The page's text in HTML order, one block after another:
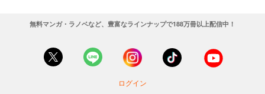
無料マンガ・ラノベなど、豊富なラインナップで188万冊以上配信中！
ログイン